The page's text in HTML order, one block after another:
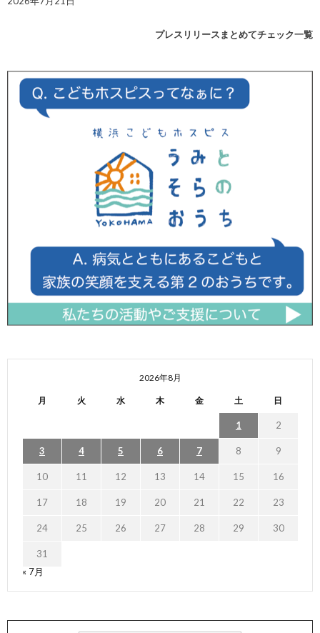
プレスリリースまとめてチェック一覧
2026年8月
月 火 水 木 金 土 日
1 2
3 4 5 6 7 8 9
10 11 12 13 14 15 16
17 18 19 20 21 22 23
24 25 26 27 28 29 30
31
« 7月